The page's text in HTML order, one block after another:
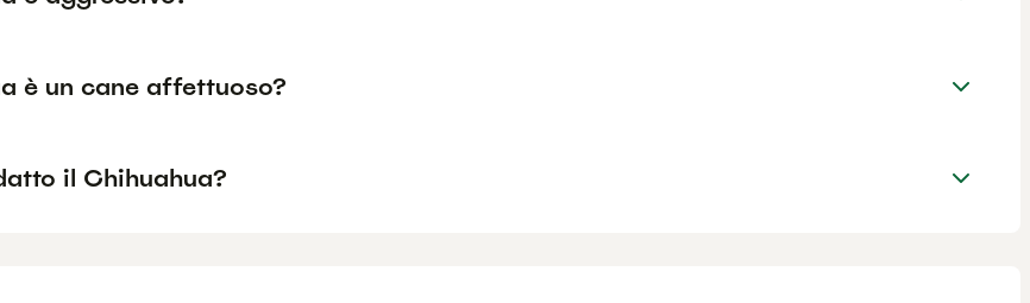
è un cane affettuoso?
il Chihuahua?